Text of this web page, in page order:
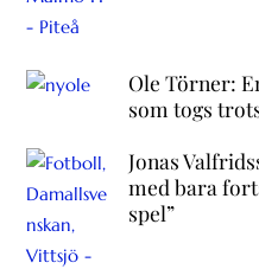
Ole Törner:
som togs
Jonas
med bara
spel”